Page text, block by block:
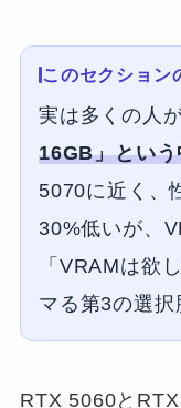
このセクション
実は多くの人
16GB」とい
5070に近く、
30%低いが、
「VRAMは欲
マる第3の選択
RTX 5060と